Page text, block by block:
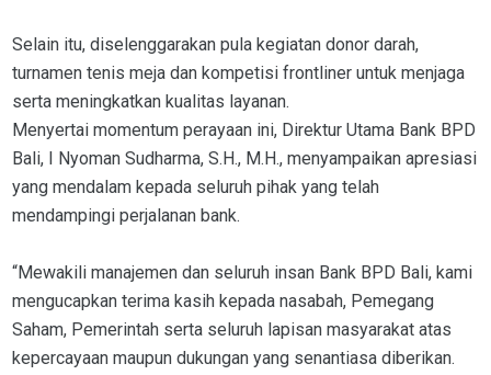
Selain itu, diselenggarakan pula kegiatan donor darah,
turnamen tenis meja dan kompetisi frontliner untuk menjaga
serta meningkatkan kualitas layanan.
Menyertai momentum perayaan ini, Direktur Utama Bank BPD
Bali, I Nyoman Sudharma, S.H., M.H., menyampaikan apresiasi
yang mendalam kepada seluruh pihak yang telah
mendampingi perjalanan bank.
“Mewakili manajemen dan seluruh insan Bank BPD Bali, kami
mengucapkan terima kasih kepada nasabah, Pemegang
Saham, Pemerintah serta seluruh lapisan masyarakat atas
kepercayaan maupun dukungan yang senantiasa diberikan.